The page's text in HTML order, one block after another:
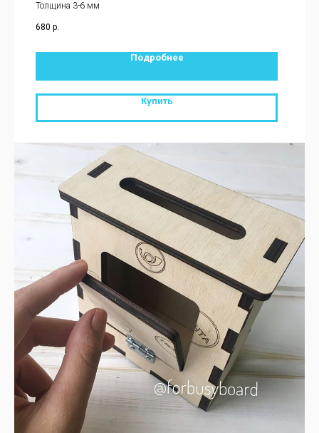
Толщина 3-6 мм
680 р.
Подробнее
Купить